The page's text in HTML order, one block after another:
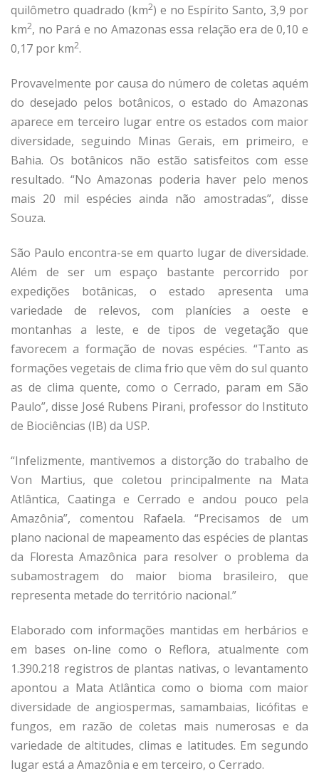
quilômetro quadrado (km2) e no Espírito Santo, 3,9 por
km2, no Pará e no Amazonas essa relação era de 0,10 e
0,17 por km2.
Provavelmente por causa do número de coletas aquém
do desejado pelos botânicos, o estado do Amazonas
aparece em terceiro lugar entre os estados com maior
diversidade, seguindo Minas Gerais, em primeiro, e
Bahia. Os botânicos não estão satisfeitos com esse
resultado. “No Amazonas poderia haver pelo menos
mais 20 mil espécies ainda não amostradas”, disse
Souza.
São Paulo encontra-se em quarto lugar de diversidade.
Além de ser um espaço bastante percorrido por
expedições botânicas, o estado apresenta uma
variedade de relevos, com planícies a oeste e
montanhas a leste, e de tipos de vegetação que
favorecem a formação de novas espécies. “Tanto as
formações vegetais de clima frio que vêm do sul quanto
as de clima quente, como o Cerrado, param em São
Paulo”, disse José Rubens Pirani, professor do Instituto
de Biociências (IB) da USP.
“Infelizmente, mantivemos a distorção do trabalho de
Von Martius, que coletou principalmente na Mata
Atlântica, Caatinga e Cerrado e andou pouco pela
Amazônia”, comentou Rafaela. “Precisamos de um
plano nacional de mapeamento das espécies de plantas
da Floresta Amazônica para resolver o problema da
subamostragem do maior bioma brasileiro, que
representa metade do território nacional.”
Elaborado com informações mantidas em herbários e
em bases on-line como o Reflora, atualmente com
1.390.218 registros de plantas nativas, o levantamento
apontou a Mata Atlântica como o bioma com maior
diversidade de angiospermas, samambaias, licófitas e
fungos, em razão de coletas mais numerosas e da
variedade de altitudes, climas e latitudes. Em segundo
lugar está a Amazônia e em terceiro, o Cerrado.